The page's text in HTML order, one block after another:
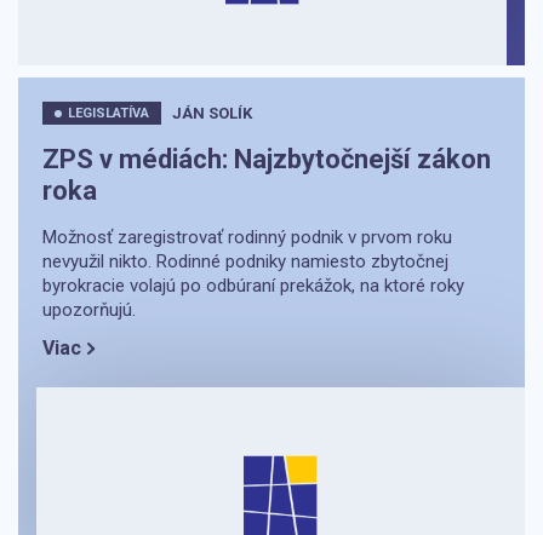
LEGISLATÍVA JÁN SOLÍK
ZPS v médiách: Najzbytočnejší zákon
roka
Možnosť zaregistrovať rodinný podnik v prvom roku
nevyužil nikto. Rodinné podniky namiesto zbytočnej
byrokracie volajú po odbúraní prekážok, na ktoré roky
upozorňujú.
Viac